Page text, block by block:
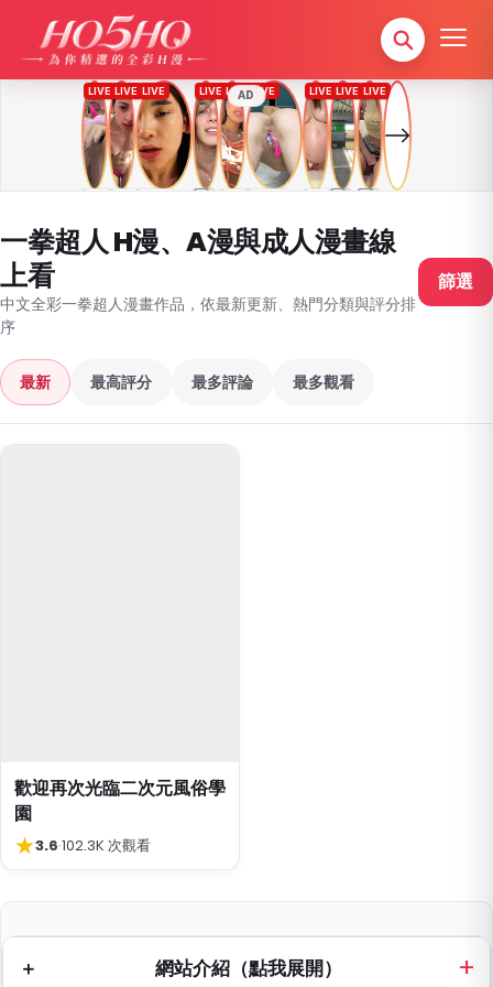
AD
一拳超人 H漫、A漫與成人漫畫線
上看
中文全彩一拳超人漫畫作品，依最新更新、熱門分類與評分排
序
篩選
最新 最高評分 最多評論 最多觀看
歡迎再次光臨二次元風俗學
園
★3.6·102.3K 次觀看
網站介紹（點我展開）